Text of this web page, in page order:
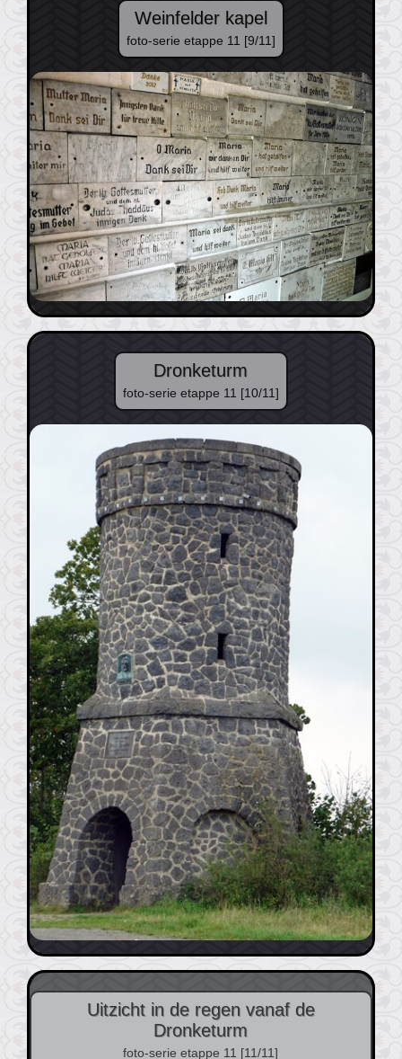
Weinfelder kapel
foto-serie etappe 11 [9/11]
Dronketurm
foto-serie etappe 11 [10/11]
Uitzicht in de regen vanaf de
Dronketurm
foto-serie etappe 11 [11/11]